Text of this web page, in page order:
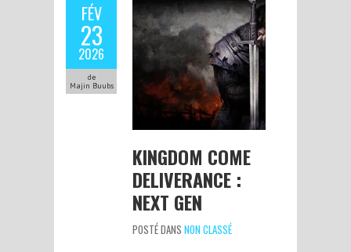
FÉV
23
2026
de
Majin Buubs
KINGDOM COME
DELIVERANCE :
NEXT GEN
POSTÉ DANS NON CLASSÉ